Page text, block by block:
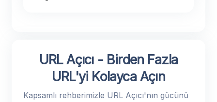
URL Açıcı - Birden Fazla
URL'yi Kolayca Açın
Kapsamlı rehberimizle URL Açıcı'nın gücünü